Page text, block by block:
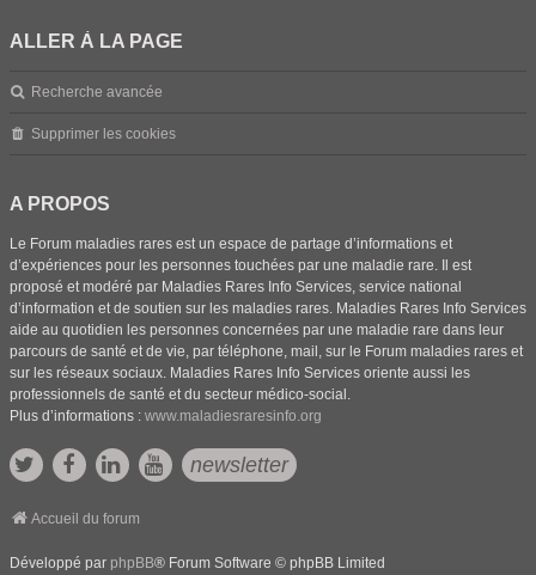
ALLER À LA PAGE
Recherche avancée
Supprimer les cookies
A PROPOS
Le Forum maladies rares est un espace de partage d’informations et
d’expériences pour les personnes touchées par une maladie rare. Il est
proposé et modéré par Maladies Rares Info Services, service national
d’information et de soutien sur les maladies rares. Maladies Rares Info Services
aide au quotidien les personnes concernées par une maladie rare dans leur
parcours de santé et de vie, par téléphone, mail, sur le Forum maladies rares et
sur les réseaux sociaux. Maladies Rares Info Services oriente aussi les
professionnels de santé et du secteur médico-social.
Plus d’informations : www.maladiesraresinfo.org
newsletter
Accueil du forum
Développé par phpBB® Forum Software © phpBB Limited